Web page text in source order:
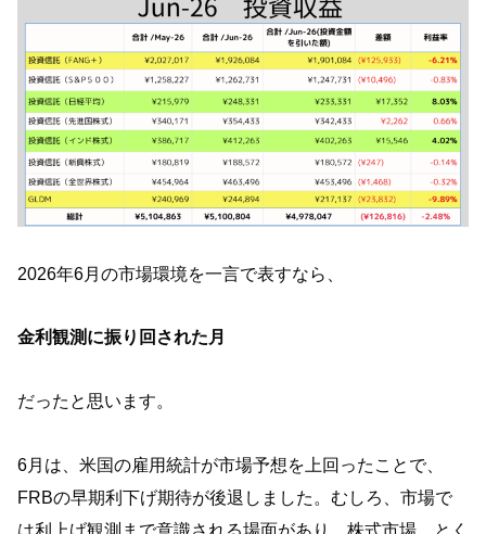
2026年6月の市場環境を一言で表すなら、
金利観測に振り回された月
だったと思います。
6月は、米国の雇用統計が市場予想を上回ったことで、
FRBの早期利下げ期待が後退しました。むしろ、市場で
は利上げ観測まで意識される場面があり、株式市場、とく